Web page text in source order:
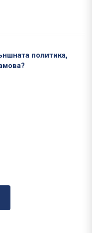
политика,